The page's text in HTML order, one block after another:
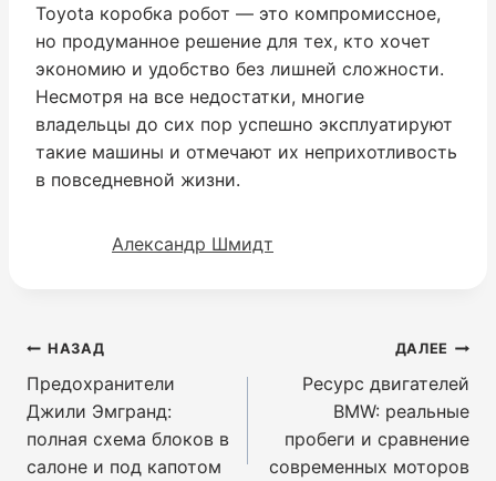
Toyota коробка робот — это компромиссное,
но продуманное решение для тех, кто хочет
экономию и удобство без лишней сложности.
Несмотря на все недостатки, многие
владельцы до сих пор успешно эксплуатируют
такие машины и отмечают их неприхотливость
в повседневной жизни.
Александр Шмидт
Навигация
по
записям
НАЗАД
Предохранители
Джили Эмгранд:
полная схема блоков в
салоне и под капотом
ДАЛЕЕ
Ресурс двигателей
BMW: реальные
пробеги и сравнение
современных моторов